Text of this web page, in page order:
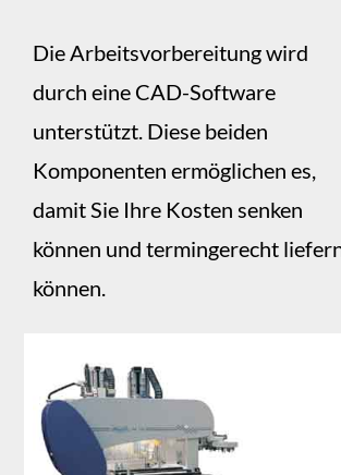
Die Arbeitsvorbereitung wird
durch eine CAD-Software
unterstützt. Diese beiden
Komponenten ermöglichen es,
damit Sie Ihre Kosten senken
können und termingerecht
können.